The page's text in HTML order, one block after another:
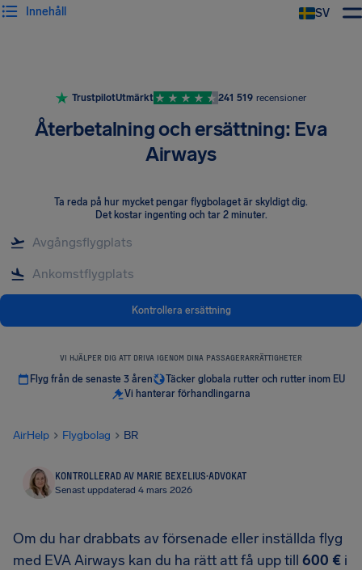
SV
Innehåll
TrustpilotUtmärkt 241 519 recensioner
Återbetalning och ersättning: Eva
Airways
Ta reda på hur mycket pengar flygbolaget är skyldigt dig.
Det kostar ingenting och tar 2 minuter.
Kontrollera ersättning
VI HJÄLPER DIG ATT DRIVA IGENOM DINA PASSAGERARRÄTTIGHETER
Flyg från de senaste 3 åren
Täcker globala rutter och rutter inom EU
Vi hanterar förhandlingarna
AirHelp Flygbolag BR
KONTROLLERAD AV MARIE BEXELIUS·ADVOKAT
Senast uppdaterad 4 mars 2026
Om du har drabbats av försenade eller inställda flyg
med EVA Airways kan du ha rätt att få upp till 600 € i